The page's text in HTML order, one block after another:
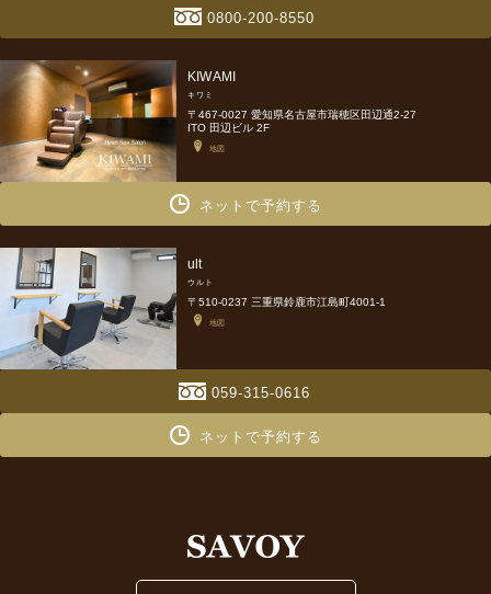
0800-200-8550
KIWAMI
キワミ
〒467-0027 愛知県名古屋市瑞穂区田辺通2-27
ITO 田辺ビル 2F
地図
ネットで予約する
ult
ウルト
〒510-0237 三重県鈴鹿市江島町4001-1
地図
059-315-0616
ネットで予約する